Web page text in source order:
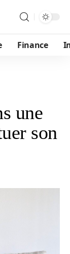
Finance
une
son